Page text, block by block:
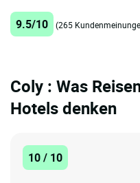
9.5/10 (265
Coly : Was
Hotels denken
10 / 10